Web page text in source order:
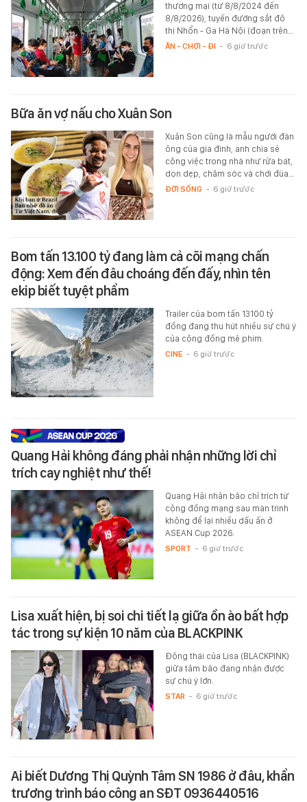
thương mại (từ 8/8/2024 đến
8/8/2026), tuyến đường sắt đô
thị Nhổn - Ga Hà Nội (đoạn trên…
ĂN - CHƠI - ĐI - 6 giờ trước
Bữa ăn vợ nấu cho Xuân Son
Xuân Son cũng là mẫu người đàn
ông của gia đình, anh chia sẻ
công việc trong nhà như rửa bát,
dọn dẹp, chăm sóc và chơi đùa…
ĐỜI SỐNG - 6 giờ trước
Bom tấn 13.100 tỷ đang làm cả cõi mạng chấn
động: Xem đến đâu choáng đến đấy, nhìn tên
ekip biết tuyệt phẩm
Trailer của bom tấn 13100 tỷ
đồng đang thu hút nhiều sự chú ý
của cộng đồng mê phim.
CINE - 6 giờ trước
Quang Hải không đáng phải nhận những lời chỉ
trích cay nghiệt như thế!
Quang Hải nhận bão chỉ trích từ
cộng đồng mạng sau màn trình
không để lại nhiều dấu ấn ở
ASEAN Cup 2026.
SPORT - 6 giờ trước
Lisa xuất hiện, bị soi chi tiết lạ giữa ồn ào bất hợp
tác trong sự kiện 10 năm của BLACKPINK
Động thái của Lisa (BLACKPINK)
giữa tâm bão đang nhận được
sự chú ý lớn.
STAR - 6 giờ trước
Ai biết Dương Thị Quỳnh Tâm SN 1986 ở đâu, khẩn
trương trình báo công an SĐT 0936440516